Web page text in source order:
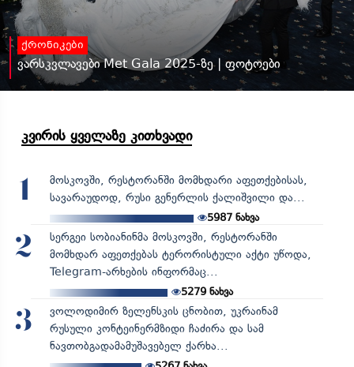
ქრონიკები
ვარსკვლავები Met Gala 2025-ზე | ფოტოები
კვირის ყველაზე კითხვადი
1
მოსკოვში, რესტორანში მომხდარი აფეთქებისას,
სავარაუდოდ, რუსი გენერლის ქალიშვილი და...
5987 ნახვა
2
სერგეი სობიანინმა მოსკოვში, რესტორანში
მომხდარ აფეთქებას ტერორისტული აქტი უწოდა,
Telegram-არხების ინფორმაც...
5279ნახვა
3
ვოლოდიმირ ზელენსკის ცნობით, უკრაინამ
რუსული კონტეინერმზიდი ჩაძირა და სამ
ნავთობგადამამუშავებელ ქარხა...